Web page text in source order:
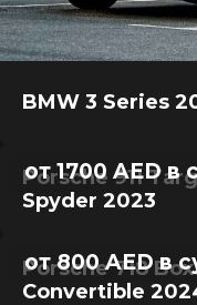
BMW 3 Series
Porsche 911
Spyder 2023
от 1700 AED в
Porsche 718
Convertible
от 800 AED в